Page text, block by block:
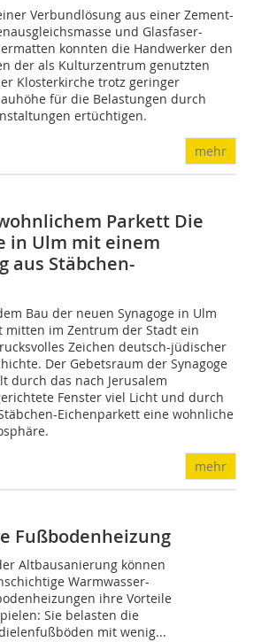
Verbundlösung aus einer Zement-
und Glasfaser-
konnten die Handwerker den
der als Kulturzentrum genutzten
Klosterkirche trotz geringer
für die Belastungen durch
ertüchtigen.
mehr
Parkett Die
in Ulm mit einem
aus Stäbchen-
Bau der neuen Synagoge in Ulm
mitten im Zentrum der Stadt ein
Zeichen deutsch-jüdischer
Der Gebetsraum der Synagoge
durch das nach Jerusalem
Fenster viel Licht und durch
Eichenparkett eine wohnliche
mehr
Fußbodenheizung
Altbausanierung können
Warmwasser-
ihre Vorteile
Sie belasten die
mit wenig...